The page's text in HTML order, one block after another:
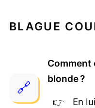
BLAGUE
Comment
blonde ?
En